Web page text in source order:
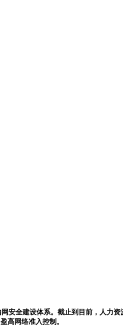
全建设体系。截止到目前，人力
高网络准入控制。